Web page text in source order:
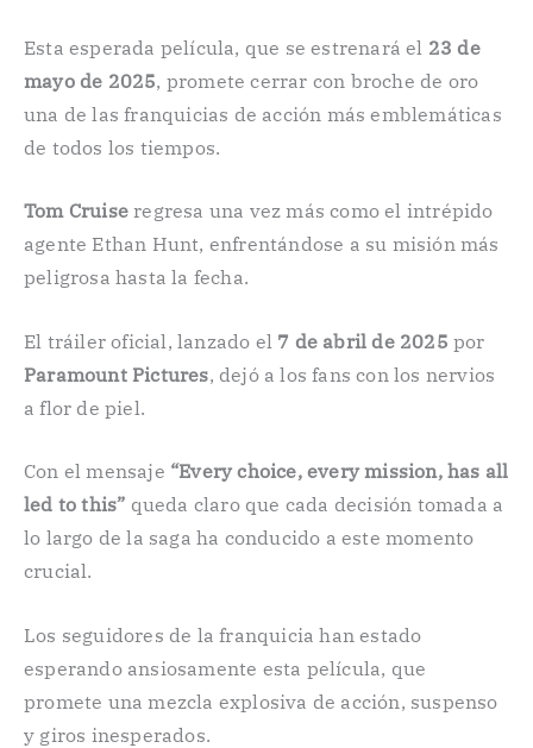
Esta esperada película, que se estrenará el 23 de
mayo de 2025, promete cerrar con broche de oro
una de las franquicias de acción más emblemáticas
de todos los tiempos.
Tom Cruise regresa una vez más como el intrépido
agente Ethan Hunt, enfrentándose a su misión más
peligrosa hasta la fecha.
El tráiler oficial, lanzado el 7 de abril de 2025 por
Paramount Pictures, dejó a los fans con los nervios
a flor de piel.
Con el mensaje “Every choice, every mission, has all
led to this” queda claro que cada decisión tomada a
lo largo de la saga ha conducido a este momento
crucial.
Los seguidores de la franquicia han estado
esperando ansiosamente esta película, que
promete una mezcla explosiva de acción, suspenso
y giros inesperados.